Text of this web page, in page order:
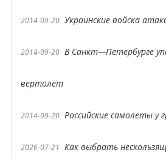
2014-09-20 Украинские войска
2014-09-20 В Санкт—Петербурге
вертолет
2014-09-20 Российские самолеты у
2026-07-21 Как выбрать